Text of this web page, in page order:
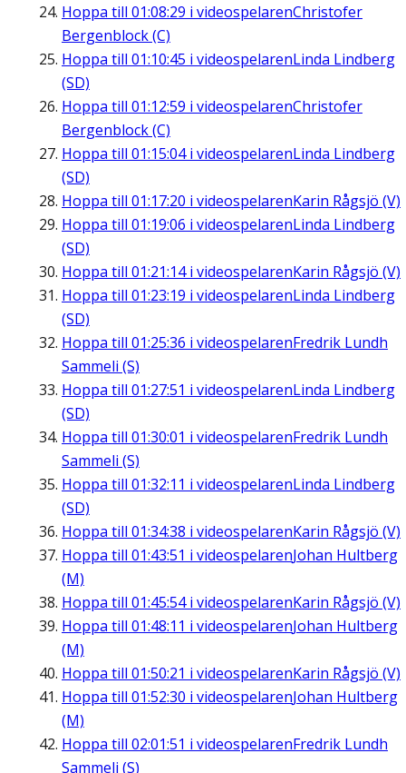
Hoppa till 01:08:29 i videospelarenChristofer
Bergenblock (C)
Hoppa till 01:10:45 i videospelarenLinda Lindberg
(SD)
Hoppa till 01:12:59 i videospelarenChristofer
Bergenblock (C)
Hoppa till 01:15:04i videospelarenLinda Lindberg
(SD)
Hoppa till 01:17:20 i videospelarenKarin Rågsjö (V)
Hoppa till 01:19:06 i videospelarenLinda Lindberg
(SD)
Hoppa till 01:21:14i videospelarenKarin Rågsjö (V)
Hoppa till 01:23:19 i videospelarenLinda Lindberg
(SD)
Hoppa till 01:25:36 i videospelarenFredrik Lundh
Sammeli (S)
Hoppa till 01:27:51 i videospelarenLinda Lindberg
(SD)
Hoppa till 01:30:01 i videospelarenFredrik Lundh
Sammeli (S)
Hoppa till 01:32:11 i videospelarenLinda Lindberg
(SD)
Hoppa till 01:34:38 i videospelarenKarin Rågsjö (V)
Hoppa till 01:43:51 i videospelarenJohan Hultberg
(M)
Hoppa till 01:45:54i videospelarenKarin Rågsjö (V)
Hoppa till 01:48:11 i videospelarenJohan Hultberg
(M)
Hoppa till 01:50:21 i videospelarenKarin Rågsjö (V)
Hoppa till 01:52:30 i videospelarenJohan Hultberg
(M)
Hoppa till 02:01:51 i videospelarenFredrik Lundh
Sammeli (S)